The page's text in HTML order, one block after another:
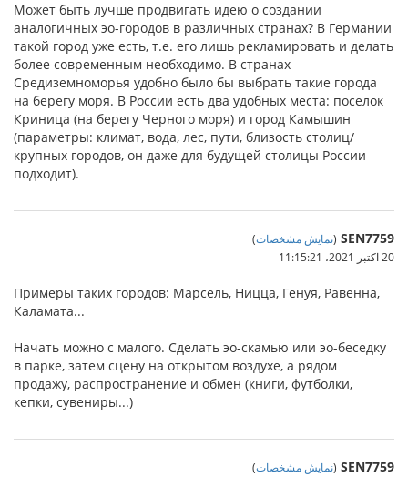
Может быть лучше продвигать идею о создании
аналогичных эо-городов в различных странах? В Германии
такой город уже есть, т.е. его лишь рекламировать и делать
более современным необходимо. В странах
Средиземноморья удобно было бы выбрать такие города
на берегу моря. В России есть два удобных места: поселок
Криница (на берегу Черного моря) и город Камышин
(параметры: климат, вода, лес, пути, близость столиц/
крупных городов, он даже для будущей столицы России
подходит).
SEN7759
(نمایش مشخصات)
20 اکتبر 2021،‏ 11:15:21
Примеры таких городов: Марсель, Ницца, Генуя, Равенна,
Каламата...
Начать можно с малого. Сделать эо-скамью или эо-беседку
в парке, затем сцену на открытом воздухе, а рядом
продажу, распространение и обмен (книги, футболки,
кепки, сувениры...)
SEN7759
(نمایش مشخصات)